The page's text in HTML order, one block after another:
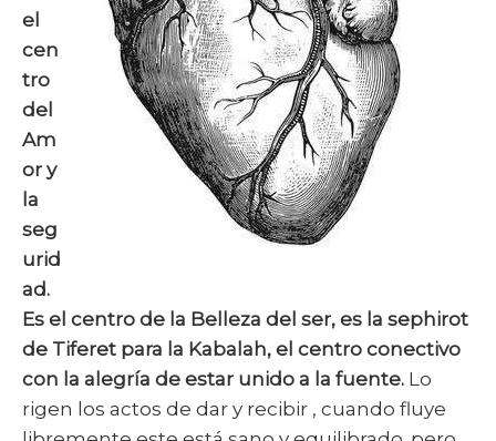
el
cen
tro
del
Am
or y
la
seg
urid
ad.
Es el centro de la Belleza del ser, es la sephirot
de Tiferet para la Kabalah, el centro conectivo
con la alegría de estar unido a la fuente. Lo
rigen los actos de dar y recibir , cuando fluye